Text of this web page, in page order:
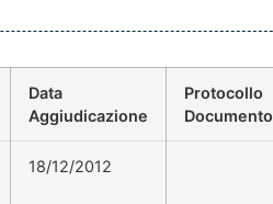
Data
Aggiudicazione
Protocollo
Documento
18/12/2012